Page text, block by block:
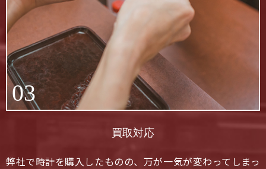
03
買取対応
弊社で時計を購入したものの、万が一気が変わってしまっ